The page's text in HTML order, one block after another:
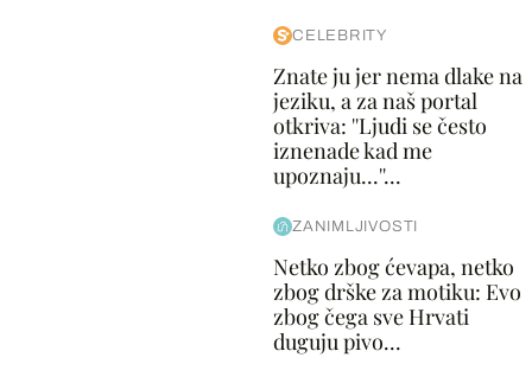
CELEBRITY
Znate ju jer nema dlake na
jeziku, a za naš portal
otkriva: ''Ljudi se često
iznenade kad me
upoznaju...''...
ZANIMLJIVOSTI
Netko zbog ćevapa, netko
zbog drške za motiku: Evo
zbog čega sve Hrvati
duguju pivo...